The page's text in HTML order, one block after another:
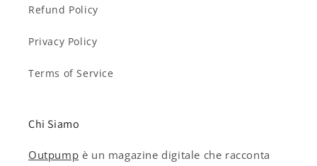
Refund Policy
Privacy Policy
Terms of Service
Chi Siamo
Outpump è un magazine digitale che racconta